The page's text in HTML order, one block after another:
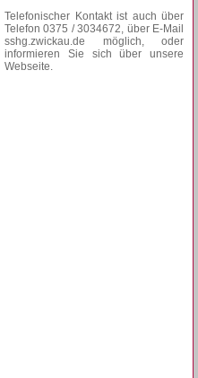
Telefonischer Kontakt ist auch über
Telefon 0375 / 3034672, über E-Mail
sshg.zwickau.de möglich, oder
informieren Sie sich über unsere
Webseite.